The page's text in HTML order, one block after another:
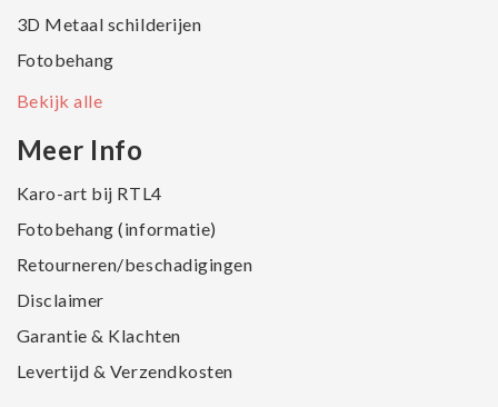
3D Metaal schilderijen
Fotobehang
Bekijk alle
Meer Info
Karo-art bij RTL4
Fotobehang (informatie)
Retourneren/beschadigingen
Disclaimer
Garantie & Klachten
Levertijd & Verzendkosten